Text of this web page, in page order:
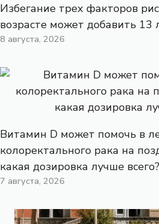
Избегание трех факторов
возрасте может добавить 13
8 августа, 2026
Витамин D может помочь в
колоректального рака на
какая дозировка лучше всего?
7 августа, 2026